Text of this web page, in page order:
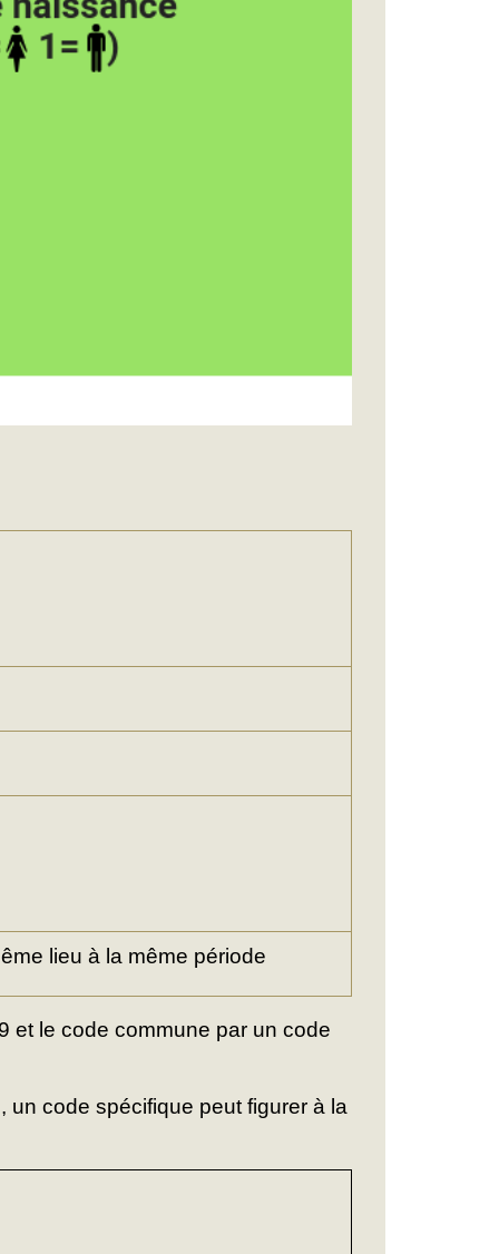
lieu à la même période
et le code commune par un code
, un code spécifique peut figurer à la